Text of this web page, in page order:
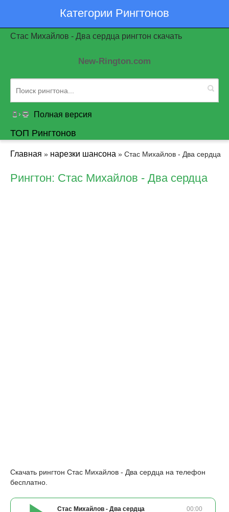
Категории Рингтонов
Стас Михайлов - Два сердца рингтон скачать
New-Rington.com
Полная версия
ТОП Рингтонов
Главная » нарезки шансона » Стас Михайлов - Два сердца
Рингтон: Стас Михайлов - Два сердца
Скачать рингтон Стас Михайлов - Два сердца на телефон
бесплатно.
00:00
Стас Михайлов - Два сердца